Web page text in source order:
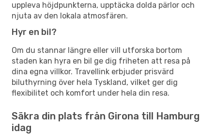
uppleva höjdpunkterna, upptäcka dolda pärlor och
njuta av den lokala atmosfären.
Hyr en bil?
Om du stannar längre eller vill utforska bortom
staden kan hyra en bil ge dig friheten att resa på
dina egna villkor. Travellink erbjuder prisvärd
biluthyrning över hela Tyskland, vilket ger dig
flexibilitet och komfort under hela din resa.
Säkra din plats från Girona till Hamburg
idag